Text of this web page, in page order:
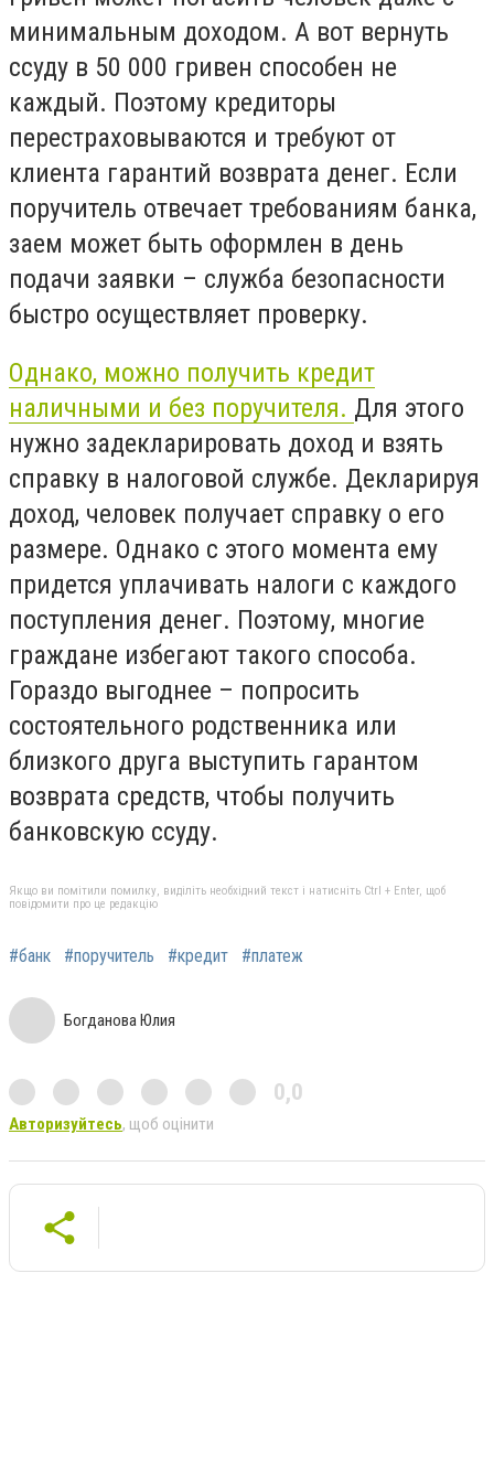
минимальным доходом. А вот вернуть
ссуду в 50 000 гривен способен не
каждый. Поэтому кредиторы
перестраховываются и требуют от
клиента гарантий возврата денег. Если
поручитель отвечает требованиям банка,
заем может быть оформлен в день
подачи заявки – служба безопасности
быстро осуществляет проверку.
Однако, можно получить кредит
наличными и без поручителя. Для этого
нужно задекларировать доход и взять
справку в налоговой службе. Декларируя
доход, человек получает справку о его
размере. Однако с этого момента ему
придется уплачивать налоги с каждого
поступления денег. Поэтому, многие
граждане избегают такого способа.
Гораздо выгоднее – попросить
состоятельного родственника или
близкого друга выступить гарантом
возврата средств, чтобы получить
банковскую ссуду.
Якщо ви помітили помилку, виділіть необхідний текст і натисніть Ctrl + Enter, щоб
повідомити про це редакцію
#банк #поручитель #кредит #платеж
Богданова Юлия
0,0
Авторизуйтесь, щоб оцінити